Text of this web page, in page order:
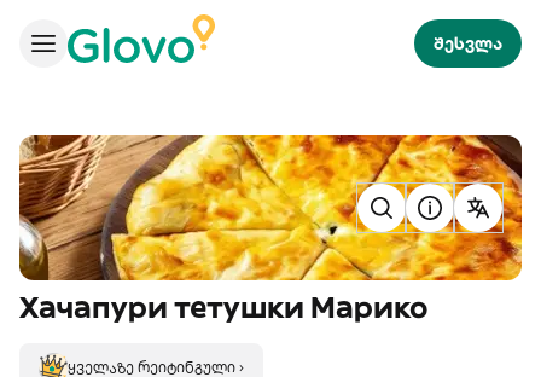
შესვლა
Хачапури тетушки Марико
ყველაზე რეიტინგული ›